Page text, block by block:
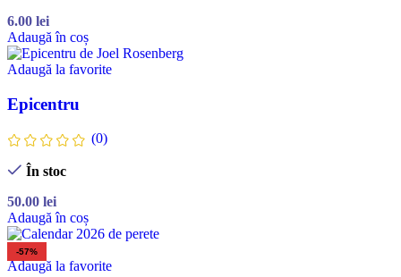
6.00 lei
Adaugă în coș
Adaugă la favorite
Epicentru
(0)
În stoc
50.00 lei
Adaugă în coș
-57%
Adaugă la favorite